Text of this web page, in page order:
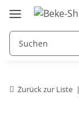
Zurück zur Liste